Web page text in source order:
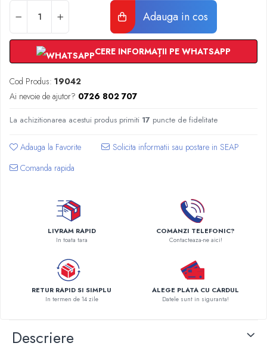
Radiatoare Otel Vogel&Noot
Radiatoare Otel Korado
Radiatoare de Baie Purmo Banga
Automatizare Termostate
Detectoare
Termostate centrala ambient
Detectoare de gaz si electrovalve
Automatizari centrala termica
Stabilizatoare de tensiune
Accesorii panouri solare apa calda
Panouri solare nepresurizate
Automatizari panouri solare
Teava flexibila inox si fitinguri panouri
Grupuri de pompare panouri solare
Pompe de caldura
Centrale peleti lemn
Adauga in cos
CERE INFORMAȚII PE WHATSAPP
Cod Produs: 19042
Ai nevoie de ajutor? 0726 802 707
La achizitionarea acestui produs primiti 17 puncte de fidelitate
Adauga la Favorite
Comanda rapida
LIVRAM RAPID
In toata tara
COMANZI TELEFONIC?
Contacteaza-ne aici!
RETUR RAPID SI SIMPLU
In termen de 14 zile
ALEGE PLATA CU CARDUL
Datele sunt in siguranta!
Descriere